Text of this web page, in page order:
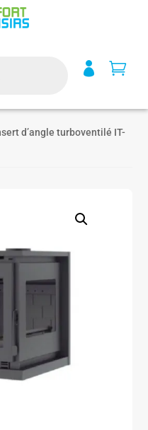
 
d’angle turboventilé IT-